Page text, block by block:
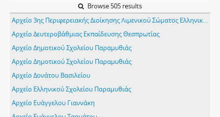
Browse 505 results
Aρχείο 3ης Περιφερειακής Διοίκησης Λιμενικού Σώματος Ελληνικής Ακτοφυλακής
Aρχείο Δευτεροβάθμιας Εκπαίδευσης Θεσπρωτίας
Αρχείο Δημοτικού Σχολείου Παραμυθιάς
Αρχείο Δημοτικού Σχολείου Παραμυθιάς
Αρχείο Δονάτου Βασιλείου
Αρχείο Ελληνικού Σχολείου Παραμυθιάς
Αρχείο Ευάγγελου Γιαννάκη